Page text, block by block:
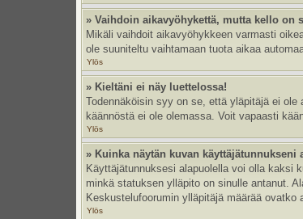
» Vaihdoin aikavyöhykettä, mutta kello on
Mikäli vaihdoit aikavyöhykkeen varmasti
ole suuniteltu vaihtamaan tuota aikaa
Ylös
» Kieltäni ei näy luettelossa!
Todennäköisin syy on se, että yläpitäjä ei
käännöstä ei ole olemassa. Voit vapaasti
Ylös
» Kuinka näytän kuvan käyttäjätunnukseni
Käyttäjätunnuksesi alapuolella voi olla kaksi
minkä statuksen ylläpito on sinulle antanut.
Keskustelufoorumin ylläpitäjä määrää
Ylös